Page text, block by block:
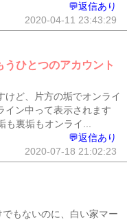
💬返信あり
2020-04-11 23:43:29
ひとつのアカウント
けど、片方の垢でオンライ
イン中って表示されます
裏垢もオンライ...
💬返信あり
2020-07-18 21:02:23
もないのに、白い家マー